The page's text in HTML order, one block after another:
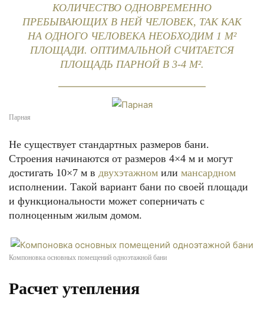
КОЛИЧЕСТВО ОДНОВРЕМЕННО
ПРЕБЫВАЮЩИХ В НЕЙ ЧЕЛОВЕК, ТАК КАК
НА ОДНОГО ЧЕЛОВЕКА НЕОБХОДИМ 1 М²
ПЛОЩАДИ. ОПТИМАЛЬНОЙ СЧИТАЕТСЯ
ПЛОЩАДЬ ПАРНОЙ В 3-4 М².
Парная
Не существует стандартных размеров бани.
Строения начинаются от размеров 4×4 м и могут
достигать 10×7 м в двухэтажном или мансардном
исполнении. Такой вариант бани по своей площади
и функциональности может соперничать с
полноценным жилым домом.
Компоновка основных помещений одноэтажной бани
Расчет утепления